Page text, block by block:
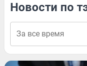
Новости по